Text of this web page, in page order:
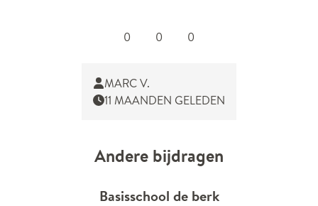
0 0 0
MARC V.
11 MAANDEN GELEDEN
Andere bijdragen
Basisschool de berk